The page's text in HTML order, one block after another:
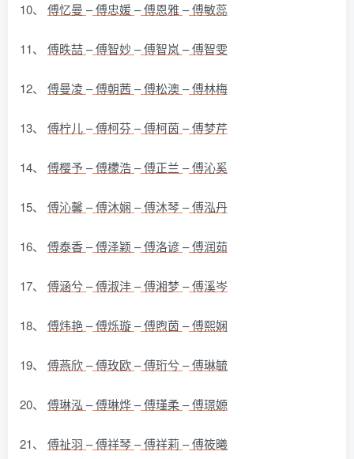
10、 傅忆曼 –傅忠媛–傅恩雅–傅敏蕊
11、 傅昳喆–傅智妙–傅智岚 –傅智雯
12、 傅曼凌 –傅朝茜 –傅松澳–傅林梅
13、 傅柠儿–傅柯芬–傅柯茵 –傅梦芹
14、 傅樱予 –傅檬浩–傅正兰 –傅沁奚
15、 傅沁馨–傅沐娴 –傅沐琴–傅泓丹
16、 傅泰香–傅泽颖 –傅洛谚–傅润茹
17、 傅涵兮–傅淑沣–傅湘梦–傅溪岑
18、 傅炜艳 –傅烁璇–傅煦茵 –傅熙娴
19、 傅燕欣–傅玫欧–傅珩兮–傅琳毓
20、 傅琳泓 –傅琳烨–傅瑾柔–傅璟嫄
21、 傅祉羽 –傅祥琴–傅祥莉 –傅筱曦